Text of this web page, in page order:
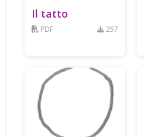
Il tatto
PDF 257